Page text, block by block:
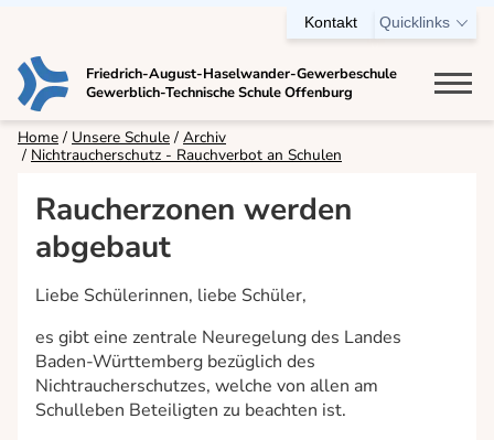
Kontakt Quicklinks
Friedrich-August-Haselwander-Gewerbeschule
Gewerblich-Technische Schule Offenburg
Bildungsangebot
Einjährige Berufsfachschule
Zweijährige Berufsfachschule
Technisches Gymnasium
Ausbildungsvorbereitung (AV)
VABO
Home Unsere Schule
Archiv
Nichtraucherschutz - Rauchverbot an Schulen
Raucherzonen werden
abgebaut
Liebe Schülerinnen, liebe Schüler,
es gibt eine zentrale Neuregelung des Landes
Baden-Württemberg bezüglich des
Nichtraucherschutzes, welche von allen am
Schulleben Beteiligten zu beachten ist.